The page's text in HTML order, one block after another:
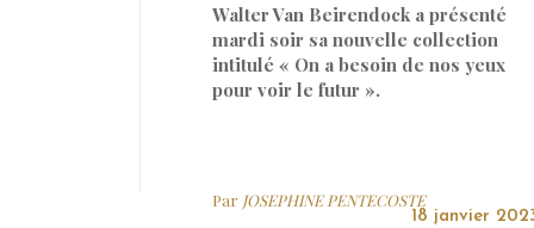
Walter Van Beirendock a présenté
mardi soir sa nouvelle collection
intitulé « On a besoin de nos yeux
pour voir le futur ».
Par JOSEPHINE PENTECOSTE
18 janvier